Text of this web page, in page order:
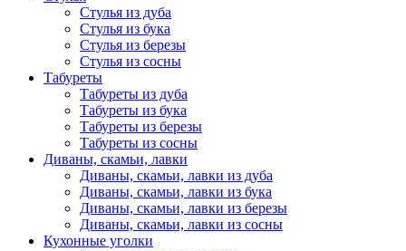
Стулья из дуба
Стулья из бука
Стулья из березы
Стулья из сосны
Табуреты
Табуреты из дуба
Табуреты из бука
Табуреты из березы
Табуреты из сосны
Диваны, скамьи, лавки
Диваны, скамьи, лавки из дуба
Диваны, скамьи, лавки из бука
Диваны, скамьи, лавки из березы
Диваны, скамьи, лавки из сосны
Кухонные уголки